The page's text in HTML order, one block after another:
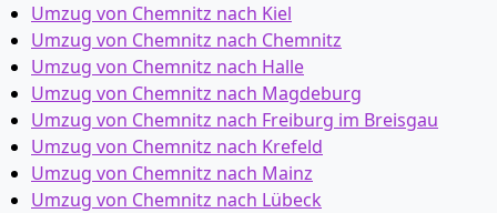
Umzug von Chemnitz nach Kiel
Umzug von Chemnitz nach Chemnitz
Umzug von Chemnitz nach Halle
Umzug von Chemnitz nach Magdeburg
Umzug von Chemnitz nach Freiburg im Breisgau
Umzug von Chemnitz nach Krefeld
Umzug von Chemnitz nach Mainz
Umzug von Chemnitz nach Lübeck